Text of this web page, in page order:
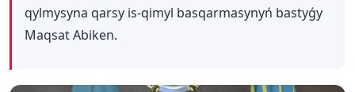
qylmysyna qarsy is-qimyl basqarmasynyń bastyǵy
Maqsat Abiken.